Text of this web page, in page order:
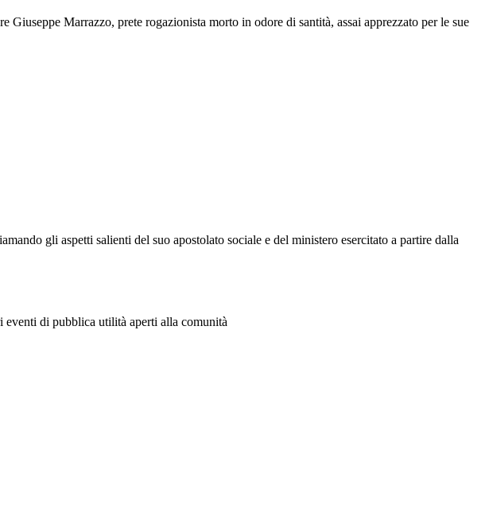
Marrazzo, prete rogazionista morto in odore di santità, assai apprezzato per le sue
gli aspetti salienti del suo apostolato sociale e del ministero esercitato a partire dalla
eventi di pubblica utilità aperti alla comunità